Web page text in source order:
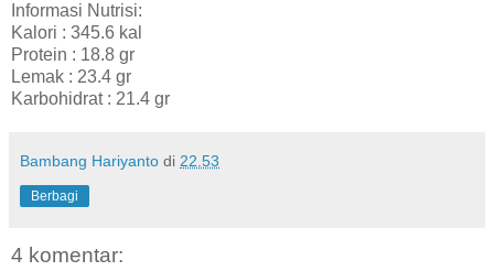
Informasi Nutrisi:
Kalori : 345.6 kal
Protein : 18.8 gr
Lemak : 23.4 gr
Karbohidrat : 21.4 gr
Bambang Hariyanto di 22.53
Berbagi
4 komentar: